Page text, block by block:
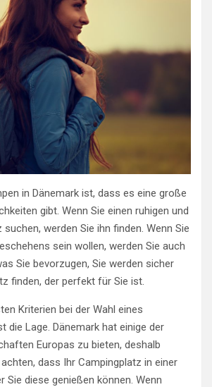
in Dänemark ist, dass es eine große
gibt. Wenn Sie einen ruhigen und
suchen, werden Sie ihn finden. Wenn Sie
sein wollen, werden Sie auch
Sie bevorzugen, Sie werden sicher
finden, der perfekt für Sie ist.
Kriterien bei der Wahl eines
die Lage. Dänemark hat einige der
Europas zu bieten, deshalb
dass Ihr Campingplatz in einer
Sie diese genießen können. Wenn